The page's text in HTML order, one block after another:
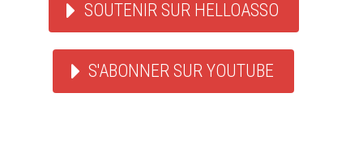
SOUTENIR SUR HELLOASSO
S'ABONNER SUR YOUTUBE